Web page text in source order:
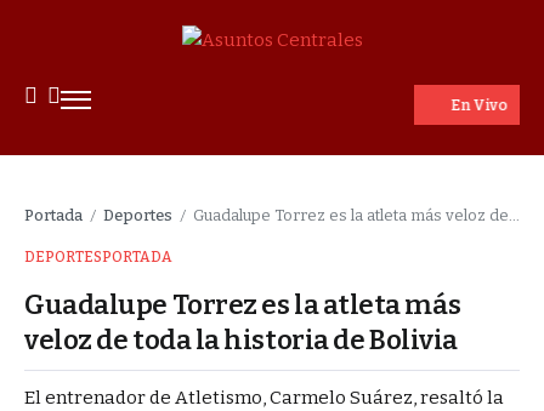
En Vivo
Portada / Deportes / Guadalupe Torrez es la atleta más veloz de toda la historia de Bolivia
DEPORTESPORTADA
Guadalupe Torrez es la atleta más
veloz de toda la historia de Bolivia
El entrenador de Atletismo, Carmelo Suárez, resaltó la